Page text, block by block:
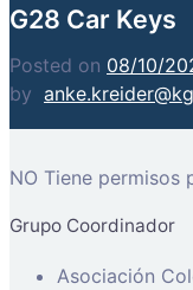
G28 Car Keys
Posted on 08/10/
by
NO Tiene permisos
Grupo Coordinador
Asociación